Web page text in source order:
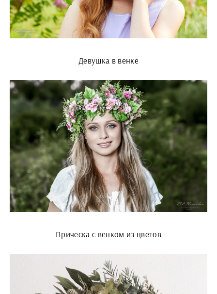
Девушка в венке
Прическа с венком из цветов